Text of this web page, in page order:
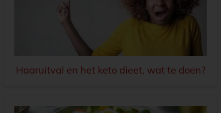
Haaruitval en het keto dieet, wat te doen?